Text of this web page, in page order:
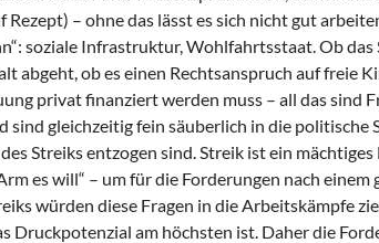
Rezept) – ohne das lässt es sich nicht gut
soziale Infrastruktur, Wohlfahrtsstaat. Ob
abgeht, ob es einen Rechtsanspruch auf freie
privat finanziert werden muss – all das sind
sind gleichzeitig fein säuberlich in die politische
Streiks entzogen sind. Streik ist ein
es will“ – um für die Forderungen nach einem
würden diese Fragen in die Arbeitskämpfe
Druckpotenzial am höchsten ist. Daher die